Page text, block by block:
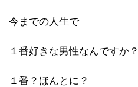
今までの人生で
１番好きな男性なんですか？
１番？ほんとに？